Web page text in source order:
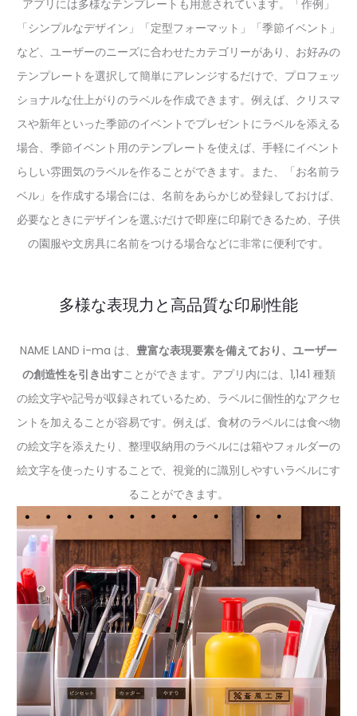
アプリには多様なテンプレートも用意されています。「作例」
「シンプルなデザイン」「定型フォーマット」「季節イベント」
など、ユーザーのニーズに合わせたカテゴリーがあり、お好みの
テンプレートを選択して簡単にアレンジするだけで、プロフェッ
ショナルな仕上がりのラベルを作成できます。例えば、クリスマ
スや新年といった季節のイベントでプレゼントにラベルを添える
場合、季節イベント用のテンプレートを使えば、手軽にイベント
らしい雰囲気のラベルを作ることができます。また、「お名前ラ
ベル」を作成する場合には、名前をあらかじめ登録しておけば、
必要なときにデザインを選ぶだけで即座に印刷できるため、子供
の園服や文房具に名前をつける場合などに非常に便利です。
多様な表現力と高品質な印刷性能
NAME LAND i-ma は、 豊富な表現要素を備えており、ユーザー
の創造性を引き出すことができます。アプリ内には、1,141 種類
の絵文字や記号が収録されているため、ラベルに個性的なアクセ
ントを加えることが容易です。例えば、食材のラベルには食べ物
の絵文字を添えたり、整理収納用のラベルには箱やフォルダーの
絵文字を使ったりすることで、視覚的に識別しやすいラベルにす
ることができます。